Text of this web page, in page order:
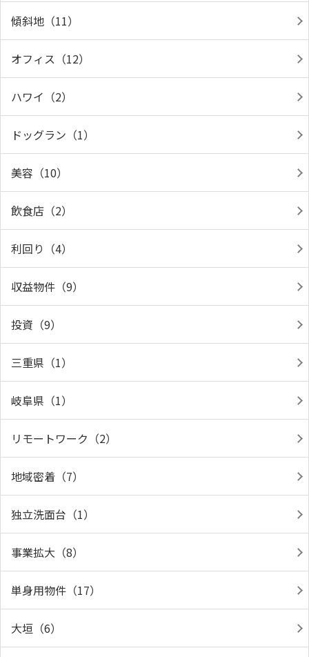
傾斜地（11）
オフィス（12）
ハワイ（2）
ドッグラン（1）
美容（10）
飲食店（2）
利回り（4）
収益物件（9）
投資（9）
三重県（1）
岐阜県（1）
リモートワーク（2）
地域密着（7）
独立洗面台（1）
事業拡大（8）
単身用物件（17）
大垣（6）